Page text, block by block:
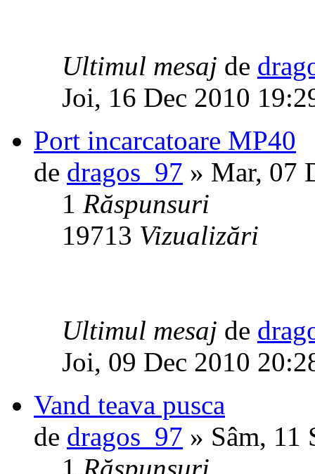
Ultimul mesaj de
Joi, 16 Dec 2010
Port incarcatoare MP40
de dragos_97 » Mar, 07
1 Răspunsuri
19713 Vizualizări
Ultimul mesaj de
Joi, 09 Dec 2010
Vand teava pusca
de dragos_97 » Sâm, 11
1 Răspunsuri